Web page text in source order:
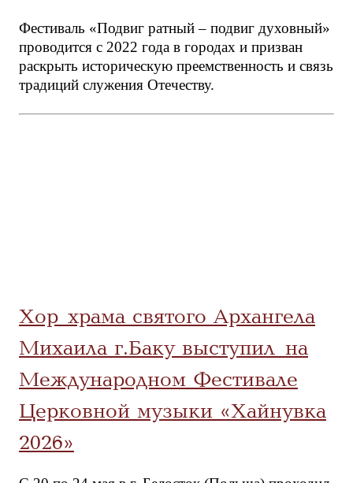
Фестиваль «Подвиг ратный – подвиг духовный»
проводится с 2022 года в городах и призван
раскрыть историческую преемственность и связь
традиций служения Отечеству.
Хор храма святого Архангела
Михаила г.Баку выступил на
Международном Фестивале
Церковной музыки «Хайнувка
2026»